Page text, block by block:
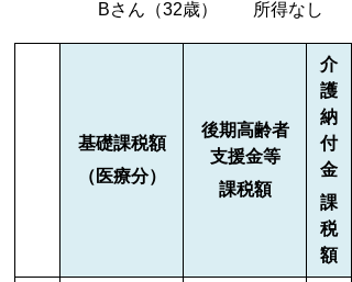
Bさん（32歳） 所得なし
基礎課税額
（医療分）
後期高齢者
支援金等
課税額
介
護
納
付
金
課
税
額